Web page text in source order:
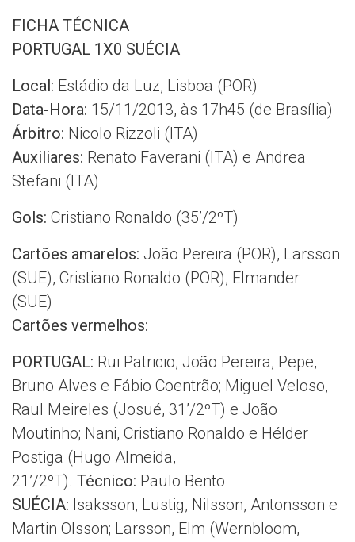
FICHA TÉCNICA
PORTUGAL 1X0 SUÉCIA
Local: Estádio da Luz, Lisboa (POR)
Data-Hora: 15/11/2013, às 17h45 (de Brasília)
Árbitro: Nicolo Rizzoli (ITA)
Auxiliares: Renato Faverani (ITA) e Andrea
Stefani (ITA)
Gols: Cristiano Ronaldo (35’/2ºT)
Cartões amarelos: João Pereira (POR), Larsson
(SUE), Cristiano Ronaldo (POR), Elmander
(SUE)
Cartões vermelhos:
PORTUGAL: Rui Patricio, João Pereira, Pepe,
Bruno Alves e Fábio Coentrão; Miguel Veloso,
Raul Meireles (Josué, 31’/2ºT) e João
Moutinho; Nani, Cristiano Ronaldo e Hélder
Postiga (Hugo Almeida,
21’/2ºT). Técnico: Paulo Bento
SUÉCIA: Isaksson, Lustig, Nilsson, Antonsson e
Martin Olsson; Larsson, Elm (Wernbloom,